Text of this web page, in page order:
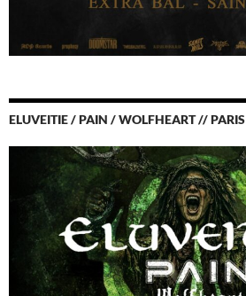
ELUVEITIE / PAIN / WOLFHEART // PARIS